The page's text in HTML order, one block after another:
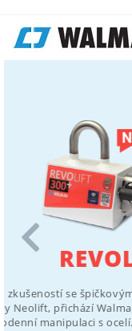
Jsme
Všechny naše
navrhujeme,
upravovat a vyvíjet